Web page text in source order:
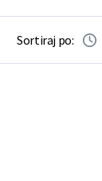
Sortiraj po: